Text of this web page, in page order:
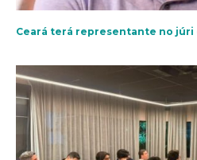
Ceará terá representante no júri